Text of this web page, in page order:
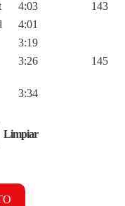
4:03
143
4:01
3:19
3:26 145
3:34
Limpiar